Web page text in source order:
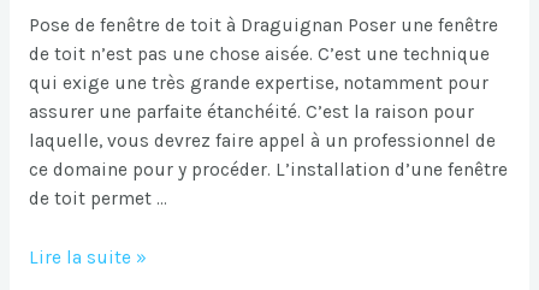
Pose de fenêtre de toit à Draguignan Poser une fenêtre
de toit n’est pas une chose aisée. C’est une technique
qui exige une très grande expertise, notamment pour
assurer une parfaite étanchéité. C’est la raison pour
laquelle, vous devrez faire appel à un professionnel de
ce domaine pour y procéder. L’installation d’une fenêtre
de toit permet …
Pose
Lire la suite »